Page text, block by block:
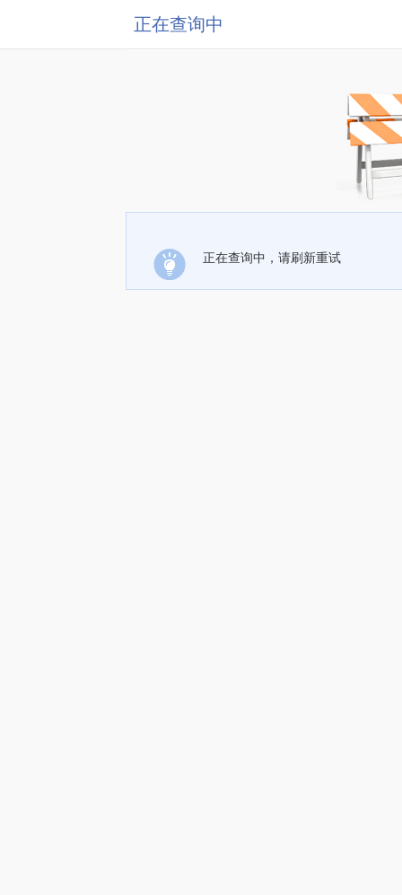
正在查询中
正在查询中，请刷新重试